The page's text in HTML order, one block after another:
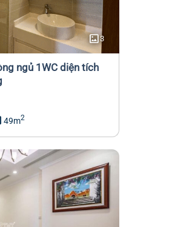
imagesmode3
ngủ 1WC diện tích
49m2